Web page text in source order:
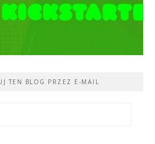
TEN BLOG PRZEZ E-MAIL